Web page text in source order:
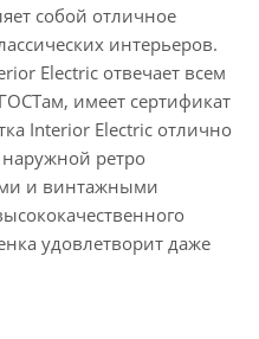
собой отличное
интерьеров.
Electric отвечает всем
имеет сертификат
Interior Electric отлично
наружной ретро
и винтажными
удовлетворит даже